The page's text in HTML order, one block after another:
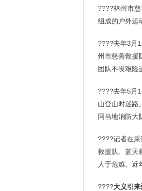
????林州市
组成的户外运
????去年3月
州市慈善救援
团队不畏艰险
????去年5月
山登山时迷路
同当地消防大
????记者在
救援队、蓝天
人于危难。近
????大义引